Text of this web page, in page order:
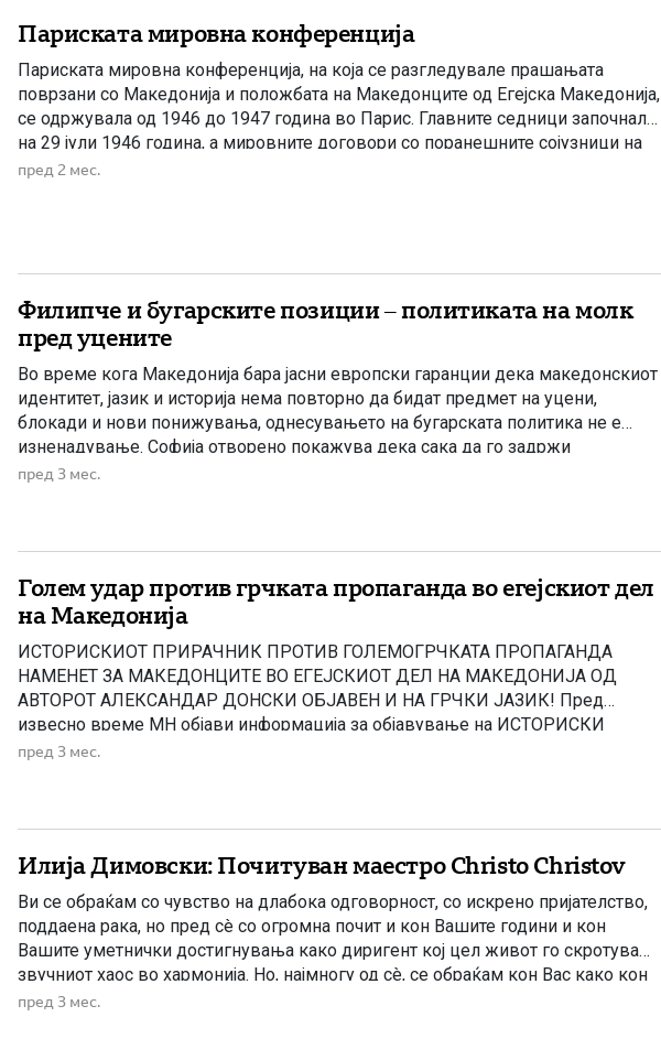
Париската мировна конференција
Париската мировна конференција, на која се разгледувале прашањата
поврзани со Македонија и положбата на Македонците од Егејска Македонија,
се одржувала од 1946 до 1947 година во Парис. Главните седници започнале
на 29 јули 1946 година, а мировните договори со поранешните сојузници на
нацистичка Германија биле потпишани на 10 февруари 1947 година.
пред 2 мес.
Филипче и бугарските позиции – политиката на молк
пред уцените
Во време кога Македонија бара јасни европски гаранции дека македонскиот
идентитет, јазик и историја нема повторно да бидат предмет на уцени,
блокади и нови понижувања, однесувањето на бугарската политика не е
изненадување. Софија отворено покажува дека сака да го задржи
механизмот за притисок врз Македонија, оставајќи простор за нови
пред 3 мес.
Голем удар против грчката пропаганда во егејскиот дел
на Македонија
ИСТОРИСКИOT ПРИРАЧНИК ПРОТИВ ГОЛЕМОГРЧКАТА ПРОПАГАНДА
НАМЕНЕТ ЗА МАКЕДОНЦИТЕ ВО ЕГEЈСКИОТ ДЕЛ НА МАКЕДОНИЈА ОД
АВТОРОТ АЛЕКСАНДАР ДОНСКИ ОБЈАВЕН И НА ГРЧКИ ЈАЗИК! Пред
извесно време МН објави информација за објавување на ИСТОРИСКИ
ПРИРАЧНИК ПРОТИВ ГОЛЕМОГРЧКАТА ПРОПАГАНДА НАМЕНЕТ ЗА
пред 3 мес.
Илија Димовски: Почитуван маестро Christo Christov
Ви се обраќам со чувство на длабока одговорност, со искрено пријателство,
поддаена рака, но пред сè со огромна почит и кон Вашите години и кон
Вашите уметнички достигнувања како диригент кој цел живот го скротува
звучниот хаос во хармонија. Но, најмногу од сè, се обраќам кон Вас како кон
внук на великанот Гоце Делчев, човекот […]
пред 3 мес.